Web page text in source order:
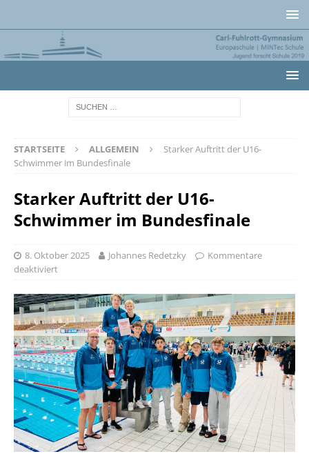
STARTSEITE ALLGEMEIN
Starker Auftritt der U16-
Schwimmer im Bundesfinale
Starker Auftritt der U16-
Schwimmer im Bundesfinale
8. Oktober 2025 Johannes Redetzky
Kommentare
deaktiviert